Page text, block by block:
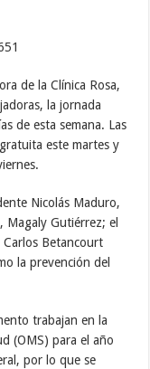
de la Clínica Rosa,
la jornada
de esta semana. Las
este martes y
Nicolás Maduro,
Magaly Gutiérrez; el
Carlos Betancourt
la prevención del
trabajan en la
(OMS) para el año
por lo que se